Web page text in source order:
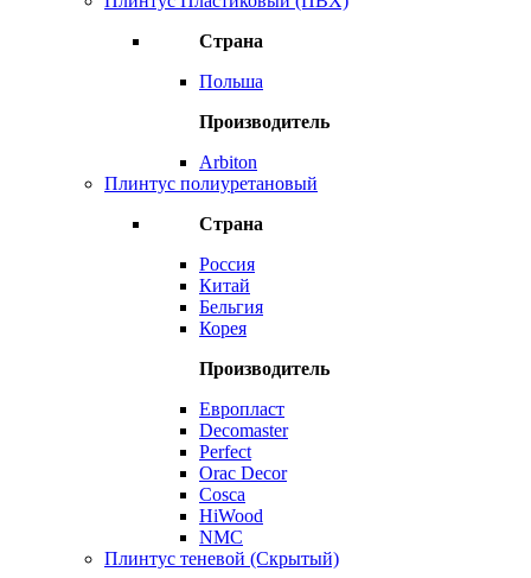
Страна
Польша
Производитель
Arbiton
Плинтус полиуретановый
Страна
Россия
Китай
Бельгия
Корея
Производитель
Европласт
Decomaster
Perfect
Orac Decor
Cosca
HiWood
NMC
Плинтус теневой (Скрытый)